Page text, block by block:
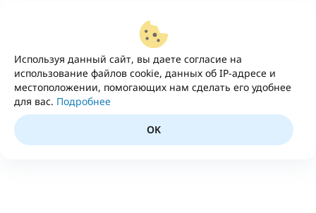
Используя данный сайт, вы даете согласие на
использование файлов cookie, данных об IP-адресе и
местоположении, помогающих нам сделать его удобнее
для вас. Подробнее
OK